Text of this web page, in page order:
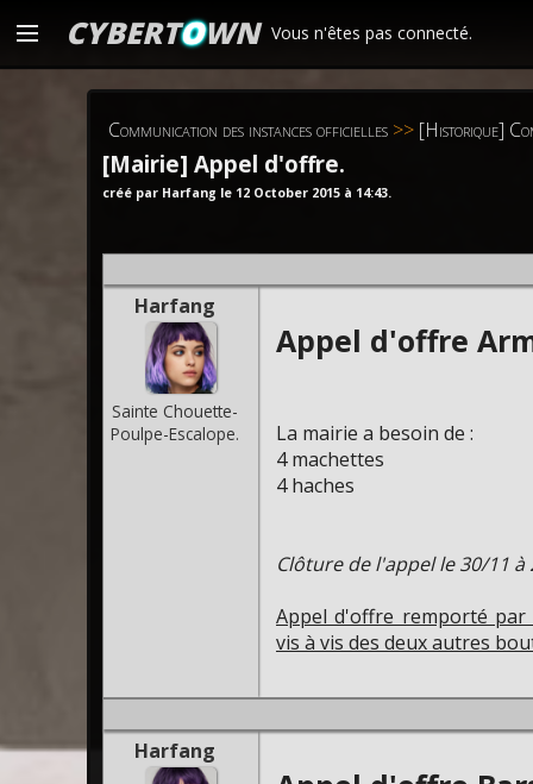
CYBERTOWN Vous n'êtes pas connecté.
Communication des instances officielles >> [Historique]
[Mairie] Appel d'offre.
créé par Harfang le 12 October 2015 à 14:43.
Harfang
Sainte Chouette-
Poulpe-Escalope.
Appel d'offre
La mairie a besoin de :
4 machettes
4 haches
Clôture de l'appel le 30/11 à
Appel d'offre remporté par
vis à vis des deux autres
Harfang